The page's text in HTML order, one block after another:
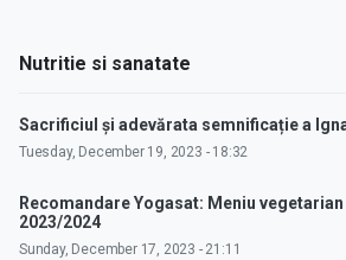
Nutritie si sanatate
Sacrificiul și adevărata semnificație a
Tuesday, December 19, 2023 - 18:32
Recomandare Yogasat: Meniu
2023/2024
Sunday, December 17, 2023 - 21:11